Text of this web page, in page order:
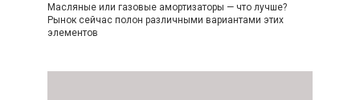
Масляные или газовые амортизаторы — что лучше?
Рынок сейчас полон различными вариантами этих
элементов